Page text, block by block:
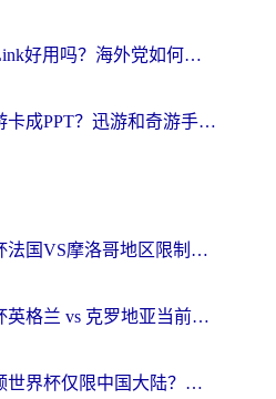
ChickCN和GoLink好用吗？海外党如何选对回国加速器
海外玩国内手游卡成PPT？迅游和奇游手游哪个好？一篇讲透回国加速器怎么选
在国外看世界杯法国VS摩洛哥地区限制？这篇指南让你流畅看中文解说无压力
在国外看世界杯英格兰 vs 克罗地亚当前地区不可播放？这篇指南帮你搞定所有海外观赛难题
在海外看央视频世界杯仅限中国大陆？这篇指南帮你解锁中文解说+无卡顿直播